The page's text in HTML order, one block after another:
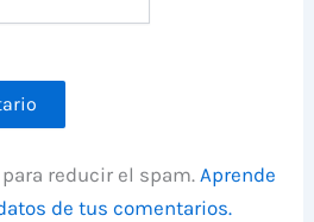
reducir el spam.Aprende
de tus comentarios.